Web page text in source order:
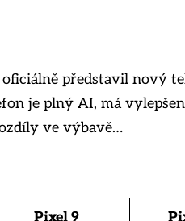
představil nový
je plný AI, má
ve výbavě…
Pixel 9